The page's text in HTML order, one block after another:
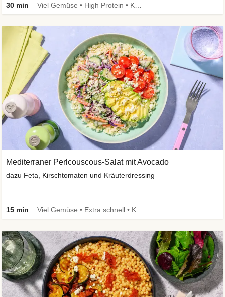
30 min
Mediterraner Perlcouscous-Salat mit Avocado
dazu Feta, Kirschtomaten und Kräuterdressing
15 min